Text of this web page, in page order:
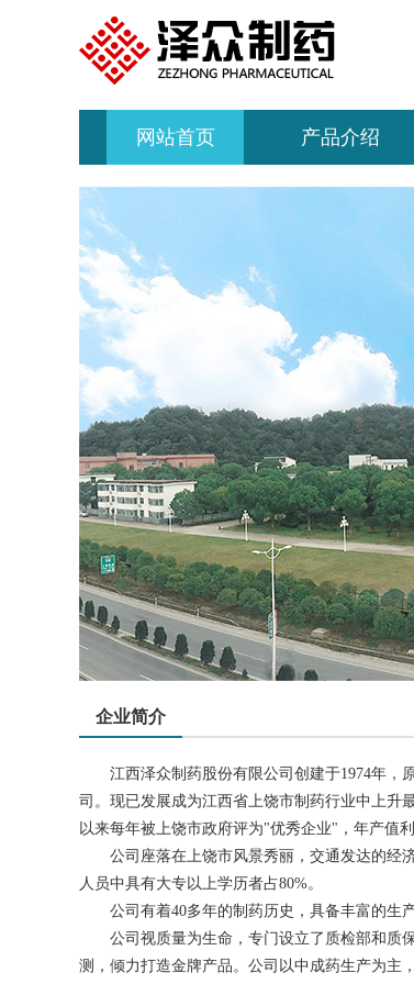
网站首页 产品介绍
企业简介
江西泽众制药股份有限公司创建于1974年，原
司。现已发展成为江西省上饶市制药行业中上升
以来每年被上饶市政府评为"优秀企业"，年产值
公司座落在上饶市风景秀丽，交通发达的经济
人员中具有大专以上学历者占80%。
公司有着40多年的制药历史，具备丰富的生产
公司视质量为生命，专门设立了质检部和质保
测，倾力打造金牌产品。公司以中成药生产为主